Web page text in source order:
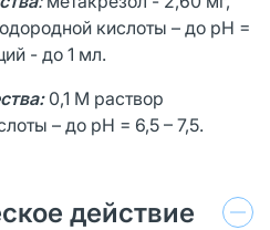
кислоты – до pH =
- до 1 мл.
0,1 M раствор
– до pH = 6,5 – 7,5.
действие